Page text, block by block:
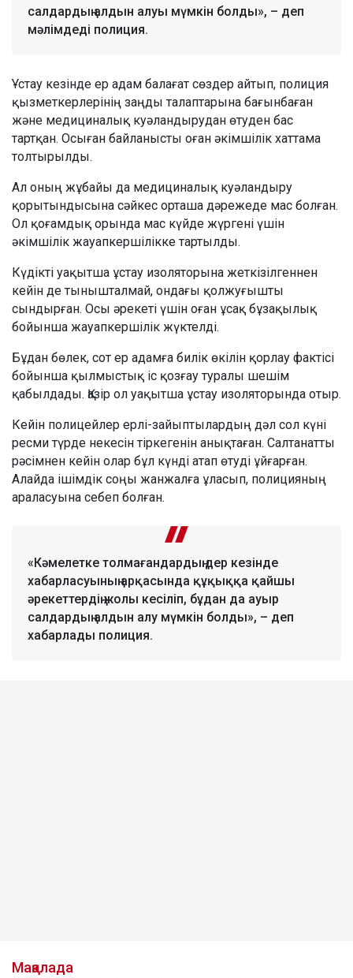
салдардың алдын алуы мүмкін болды», – деп
мәлімдеді полиция.
Ұстау кезінде ер адам балағат сөздер айтып, полиция
қызметкерлерінің заңды талаптарына бағынбаған
және медициналық куәландырудан өтуден бас
тартқан. Осыған байланысты оған әкімшілік хаттама
толтырылды.
Ал оның жұбайы да медициналық куәландыру
қорытындысына сәйкес орташа дәрежеде мас болған.
Ол қоғамдық орында мас күйде жүргені үшін
әкімшілік жауапкершілікке тартылды.
Күдікті уақытша ұстау изоляторына жеткізілгеннен
кейін де тынышталмай, ондағы қолжуғышты
сындырған. Осы әрекеті үшін оған ұсақ бұзақылық
бойынша жауапкершілік жүктелді.
Бұдан бөлек, сот ер адамға билік өкілін қорлау фактісі
бойынша қылмыстық іс қозғау туралы шешім
қабылдады. Қазір ол уақытша ұстау изоляторында отыр.
Кейін полицейлер ерлі-зайыптылардың дәл сол күні
ресми түрде некесін тіркегенін анықтаған. Салтанатты
рәсімнен кейін олар бұл күнді атап өтуді ұйғарған.
Алайда ішімдік соңы жанжалға ұласып, полицияның
араласуына себеп болған.
«Кәмелетке толмағандардың дер кезінде
хабарласуының арқасында құқыққа қайшы
әрекеттердің жолы кесіліп, бұдан да ауыр
салдардың алдын алу мүмкін болды», – деп
хабарлады полиция.
Мақалада